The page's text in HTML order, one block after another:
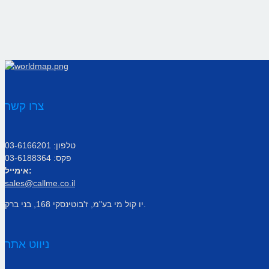
צרו קשר
טלפון: 03-6166201
פקס: 03-6188364
אימייל:
sales@callme.co.il
ניווט אתר